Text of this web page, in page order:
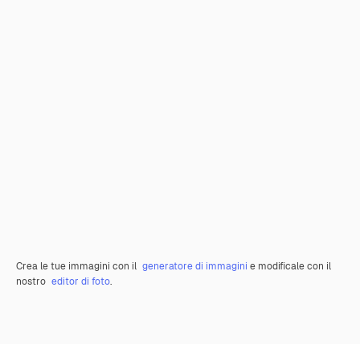
Crea le tue immagini con il generatore di immagini e modificale con il
nostro editor di foto.